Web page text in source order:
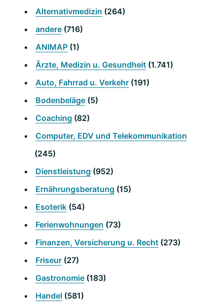
Alternativmedizin (264)
andere (716)
ANIMAP (1)
Ärzte, Medizin u. Gesundheit (1.741)
Auto, Fahrrad u. Verkehr (191)
Bodenbeläge (5)
Coaching (82)
Computer, EDV und Telekommunikation
(245)
Dienstleistung (952)
Ernährungsberatung (15)
Esoterik (54)
Ferienwohnungen (73)
Finanzen, Versicherung u. Recht (273)
Friseur (27)
Gastronomie (183)
Handel (581)